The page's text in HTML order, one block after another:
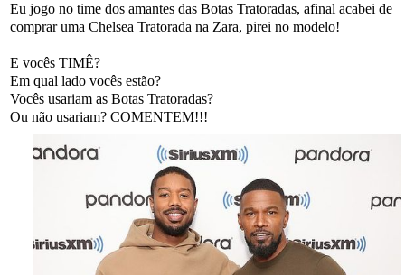
Eu jogo no time dos amantes das Botas Tratoradas, afinal acabei de
comprar uma Chelsea Tratorada na Zara, pirei no modelo!
E vocês TIMÊ?
Em qual lado vocês estão?
Vocês usariam as Botas Tratoradas?
Ou não usariam? COMENTEM!!!